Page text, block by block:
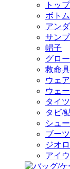
トッ
ボト
アン
サン
帽子
グロ
救命
ウェ
ウェ
タイ
タビ/
シュ
ブーツ
ジオ
アイ